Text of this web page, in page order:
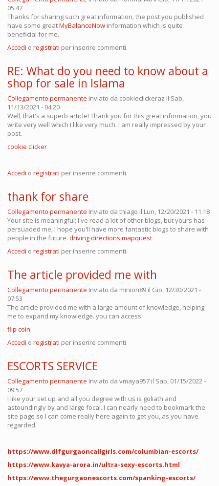
05:47
Thanks for sharing such great information, the post you published
have some greatMyBalanceNow information which is quite
beneficial for me.
Accedi o registrati per inserire commenti.
RE: What do you need to know about a
shop for sale in Islama
Collegamento permanente Inviato da cookieclickeraz il Sab,
11/13/2021 - 04:20
Well, that's a superb article! Thank you for this great information, you
write very well which I like very much. I am really impressed by your
post.
cookie clicker
Accedi o registrati per inserire commenti.
thank for share
Collegamento permanente Inviato da thiago il Lun, 12/20/2021 - 11:18
Your site is meaningful; I've read a lot of other blogs, but yours has
persuaded me; I hope you'll have more fantastic blogs to share with
people in the future. driving directions mapquest
Accedi o registrati per inserire commenti.
The article provided me with
Collegamento permanente Inviato da minion89 il Gio, 12/30/2021 -
07:53
The article provided me with a large amount of knowledge, helping
me to expand my knowledge. you can access:
flip coin
Accedi o registrati per inserire commenti.
ESCORTS SERVICE
Collegamento permanente Inviato da vmaya957 il Sab, 01/15/2022 -
09:57
I like your set up and all you degree with us is goliath and
astoundingly by and large focal. I can nearly need to bookmark the
site page so I can come really here again to get you, as you have
regarded.
https://www.dlfgurgaoncallgirls.com/columbian-escorts/
https://www.kavya-arora.in/ultra-sexy-escorts.html
https://www.thegurgaonescorts.com/spanking-escorts/